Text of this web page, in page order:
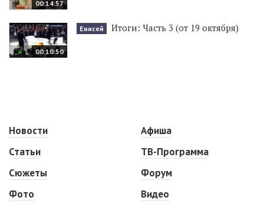
00:14:57
00:10:50
Енисей Итоги: Часть 3 (от 19 октября)
Новости
Статьи
Сюжеты
Фото
Афиша
ТВ-Программа
Форум
Видео